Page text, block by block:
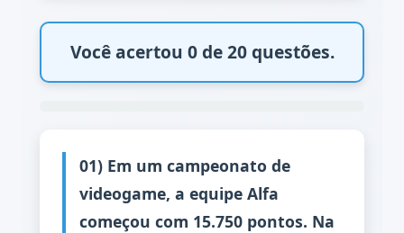
Você acertou 0 de 20 questões.
01) Em um campeonato de
videogame, a equipe Alfa
começou com 15.750 pontos. Na